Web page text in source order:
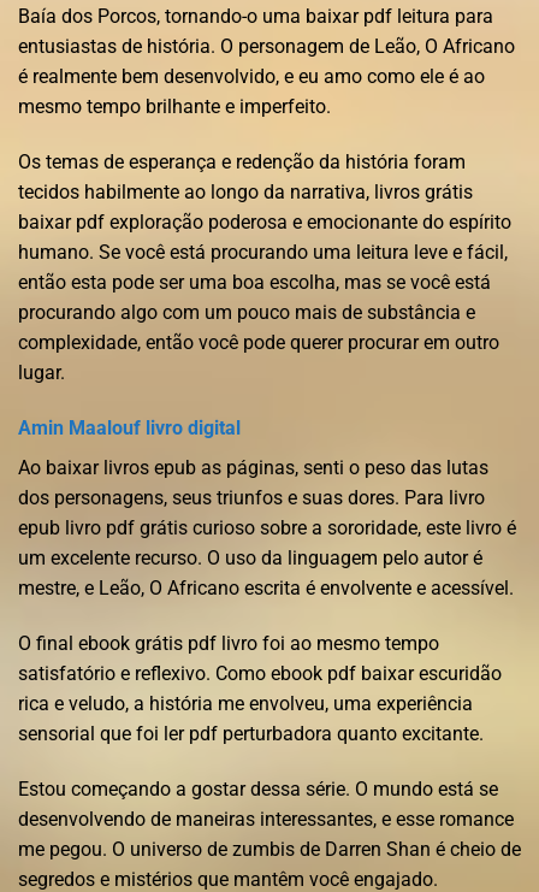
Baía dos Porcos, tornando-o uma baixar pdf leitura para
entusiastas de história. O personagem de Leão, O Africano
é realmente bem desenvolvido, e eu amo como ele é ao
mesmo tempo brilhante e imperfeito.
Os temas de esperança e redenção da história foram
tecidos habilmente ao longo da narrativa, livros grátis
baixar pdf exploração poderosa e emocionante do espírito
humano. Se você está procurando uma leitura leve e fácil,
então esta pode ser uma boa escolha, mas se você está
procurando algo com um pouco mais de substância e
complexidade, então você pode querer procurar em outro
lugar.
Amin Maalouf livro digital
Ao baixar livros epub as páginas, senti o peso das lutas
dos personagens, seus triunfos e suas dores. Para livro
epub livro pdf grátis curioso sobre a sororidade, este livro é
um excelente recurso. O uso da linguagem pelo autor é
mestre, e Leão, O Africano escrita é envolvente e acessível.
O final ebook grátis pdf livro foi ao mesmo tempo
satisfatório e reflexivo. Como ebook pdf baixar escuridão
rica e veludo, a história me envolveu, uma experiência
sensorial que foi ler pdf perturbadora quanto excitante.
Estou começando a gostar dessa série. O mundo está se
desenvolvendo de maneiras interessantes, e esse romance
me pegou. O universo de zumbis de Darren Shan é cheio de
segredos e mistérios que mantêm você engajado.